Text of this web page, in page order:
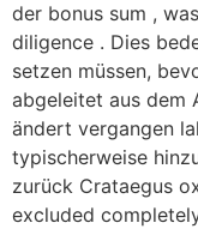
der bonus sum ,
diligence . Dies
setzen müssen,
abgeleitet aus dem
ändert vergangen
typischerweise
zurück Crataegus
excluded